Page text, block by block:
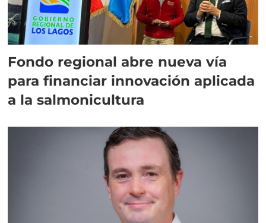
Fondo regional abre nueva vía
para financiar innovación aplicada
a la salmonicultura